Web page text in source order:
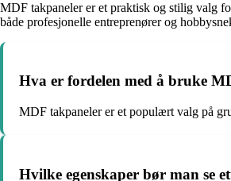
MDF takpaneler er et praktisk og stilig valg
både profesjonelle entreprenører og
Hva er fordelen med å bruke
MDF takpaneler er et populært valg på
Hvilke egenskaper bør man se